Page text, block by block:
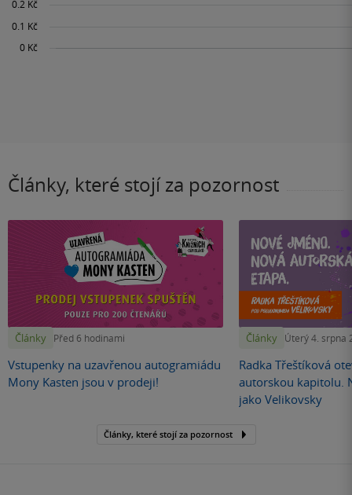
Články, které stojí za pozornost
Články Před 6 hodinami
Vstupenky na uzavřenou autogramiádu
Mony Kasten jsou v prodeji!
Články Úterý 4. srpna
Radka Třeštíková
autorskou kapitolu.
jako Velikovsky
Články, které stojí za pozornost